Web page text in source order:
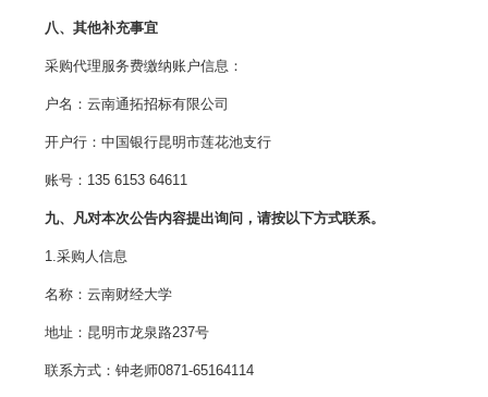
八、其他补充事宜
采购代理服务费缴纳账户信息：
户名：云南通拓招标有限公司
开户行：中国银行昆明市莲花池支行
账号：135 6153 64611
九、 凡对本次公告内容提出询问，请按以下方式联系。
1.采购人信息
名称：云南财经大学
地址：昆明市龙泉路237号
联系方式：钟老师0871-65164114